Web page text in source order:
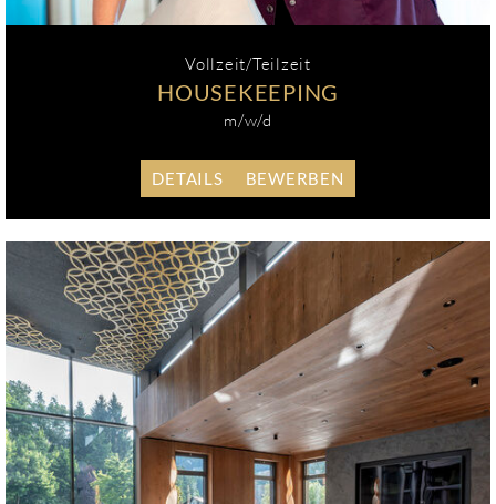
Vollzeit/Teilzeit
HOUSEKEEPING
m/w/d
DETAILS BEWERBEN